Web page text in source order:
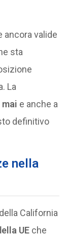
ancora valide
sta
La
mai e anche a
definitivo
nella
California
UE che